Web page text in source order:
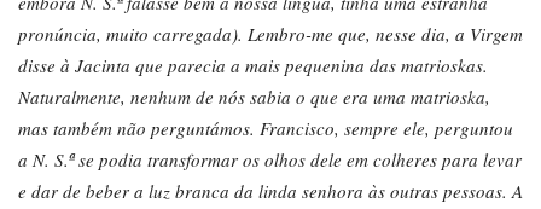
pronúncia, muito carregada). Lembro-me que, nesse dia, a Virgem
disse à Jacinta que parecia a mais pequenina das matrioskas.
Naturalmente, nenhum de nós sabia o que era uma matrioska,
mas também não perguntámos. Francisco, sempre ele, perguntou
a N. S.ª se podia transformar os olhos dele em colheres para levar
e dar de beber a luz branca da linda senhora às outras pessoas. A